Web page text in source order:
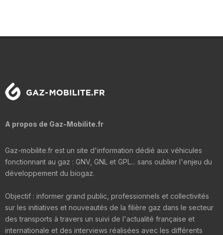
A propos de Gaz-Mobilite.fr
Gaz-mobilite.fr est un site d'information dédié aux véhicules
fonctionnant au gaz : GNV, GNL et GPL... sans oublier l'enjeu du
développement du biogaz.
Objectif : informer grand public, professionnels et collectivités
sur les initiatives et nouveautés de la filière gaz dans le secteur
des transports à travers un suivi de l'actualité française et
internationale et des interviews réalisées avec les différents